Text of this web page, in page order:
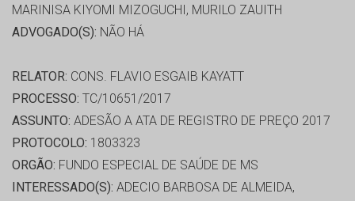
MARINISA KIYOMI MIZOGUCHI, MURILO ZAUITH
ADVOGADO(S): NÃO HÁ
RELATOR: CONS. FLAVIO ESGAIB KAYATT
PROCESSO: TC/10651/2017
ASSUNTO: ADESÃO A ATA DE REGISTRO DE PREÇO 2017
PROTOCOLO: 1803323
ORGÃO: FUNDO ESPECIAL DE SAÚDE DE MS
INTERESSADO(S): ADECIO BARBOSA DE ALMEIDA,